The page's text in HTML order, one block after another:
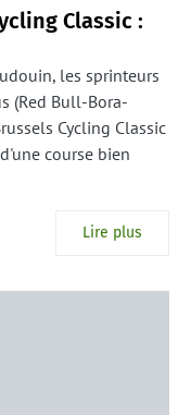
Classic :
les sprinteurs
(Red Bull-Bora-
Cycling Classic
course bien
Lire plus